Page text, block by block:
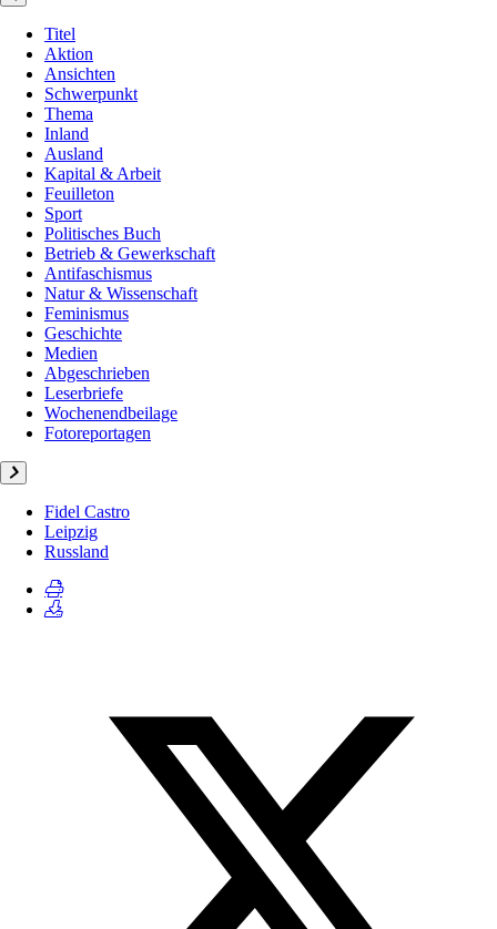
Titel
Aktion
Ansichten
Schwerpunkt
Thema
Inland
Ausland
Kapital & Arbeit
Feuilleton
Sport
Politisches Buch
Betrieb & Gewerkschaft
Antifaschismus
Natur & Wissenschaft
Feminismus
Geschichte
Medien
Abgeschrieben
Leserbriefe
Wochenendbeilage
Fotoreportagen
Fidel Castro
Leipzig
Russland